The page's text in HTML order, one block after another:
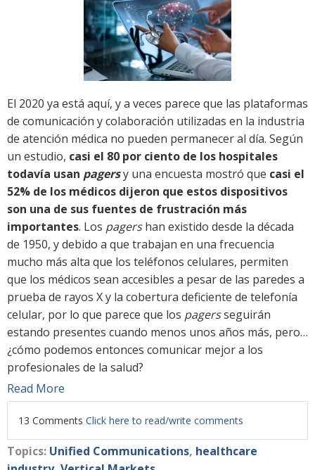
El 2020 ya está aquí, y a veces parece que las plataformas
de comunicación y colaboración utilizadas en la industria
de atención médica no pueden permanecer al día. Según
un estudio, casi el 80 por ciento de los hospitales
todavía usan pagersy una encuesta mostró que casi el
52% de los médicos dijeron que estos dispositivos
son una de sus fuentes de frustración más
importantes. Los pagershan existido desde la década
de 1950, y debido a que trabajan en una frecuencia
mucho más alta que los teléfonos celulares, permiten
que los médicos sean accesibles a pesar de las paredes a
prueba de rayos X y la cobertura deficiente de telefonía
celular, por lo que parece que los pagersseguirán
estando presentes cuando menos unos años más, pero…
¿cómo podemos entonces comunicar mejor a los
profesionales de la salud?
Read More
13 Comments Click here to read/write comments
Topics: Unified Communications, healthcare